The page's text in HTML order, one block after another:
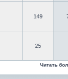
149
25
Читать